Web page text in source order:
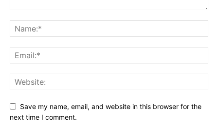
Save my name, email, and website in this browser for the
next time I comment.